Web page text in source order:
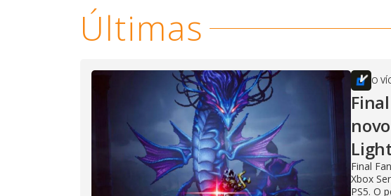
Últimas
O
Light
Final
Xbox
PS5. O